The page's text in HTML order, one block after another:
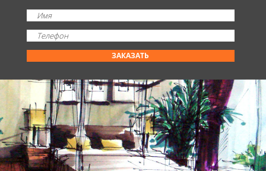
ЗАКАЗАТЬ